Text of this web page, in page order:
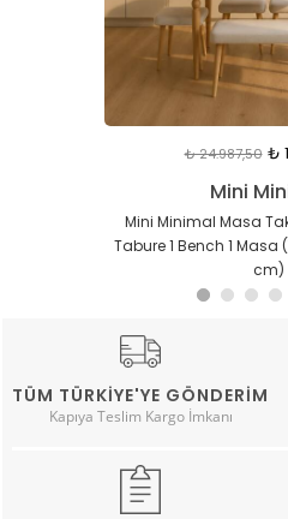
₺ 24.987,50 ₺
Mini
Mini Minimal Masa
Tabure 1 Bench 1 Masa
cm)
₺
Mini Minimal Masa
Bench 1 Masa
₺
Cheri Minimal 4
₺
Cheri 4 Sandalye 1
₺
Cheri 4 Sandalye 1
₺
Cheri 4 Sandalye 1
TÜM TÜRKIYE'YE GÖNDERIM
Kapıya Teslim Kargo İmkanı